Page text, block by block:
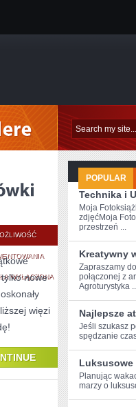
ODKRYWANIE
ŚWIATA
WŁASNYCH
NOGACH
WĘDRÓWKI
PIESZE
WYŁĄCZONA
nowe
więzi
POPULAR
Technika i
Moja
zdjęćMoja
przestrzeń ...
Kreatywny
Zapraszamy
połączonej z
Agroturystyka
Najlepsze
Jeśli‍ szukasz
spędzanie
Planując
‍marzy o